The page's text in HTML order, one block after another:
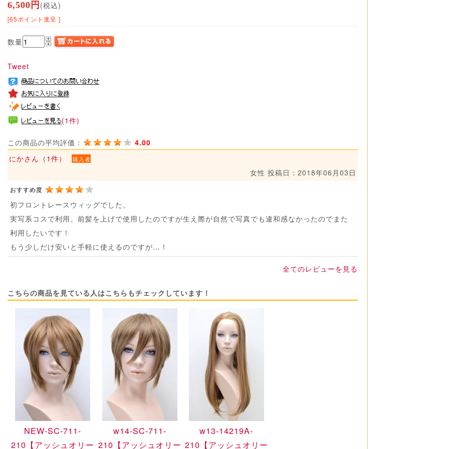
6,500円 (税込)
[65ポイント進呈 ]
数量
Tweet
(1件)
この商品の平均評価：
4.00
にかさん（1件）
購入者
女性 投稿日：2018年06月03日
おすすめ度
初フロントレースウィッグでした。
実写系コスで利用。前髪を上げで使用したのですが生え際が自然で写真でも違和感なかったのでまた
利用したいです！
もう少しだけ安いと手軽に使えるのですが…！
全てのレビューを見る
こちらの商品を見ている人はこちらもチェックしています！
NEW-SC-711-
210 【アッシュオリー
w14-SC-711-
210 【アッシュオリー
w13-14219A-
210 【アッシュオリー